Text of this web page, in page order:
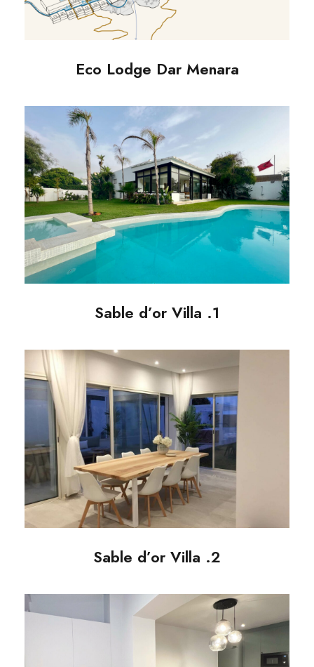
Eco Lodge Dar Menara
Sable d’or Villa .1
Sable d’or Villa .1
Sable d’or Villa .2
Sable d’or Villa .2